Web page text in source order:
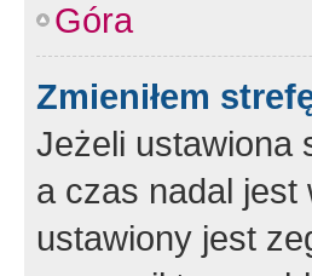
Góra
Zmieniłem
Jeżeli ustawiona
a czas nadal jest
ustawiony jest